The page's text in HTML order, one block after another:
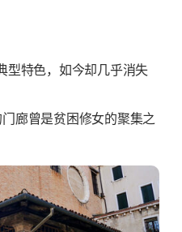
型特色，如今却几乎消失
门廊曾是贫困修女的聚集之